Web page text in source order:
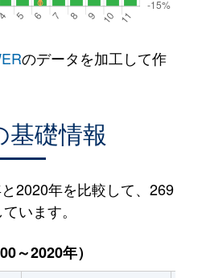
のデータを加工して作
基礎情報
2020年を比較して、269
います。
～2020年）